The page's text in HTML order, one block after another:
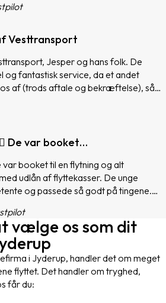
Vesttransport
Jesper og hans folk. De
fantastisk service, da et andet
af (trods aftale og bekræftelse), så
De var booket…
var booket til en flytning og alt
udlån af flyttekasser. De unge
og passede så godt på tingene.
anbefaling herfra.
vælge os som dit
i Jyderup, handler det om meget
flyttet. Det handler om tryghed,
får du: